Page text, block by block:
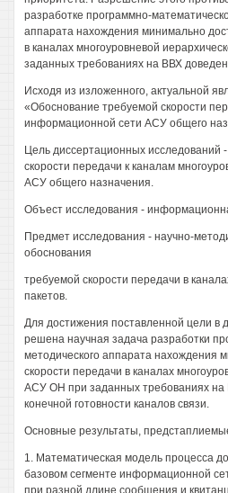
разработке программно-
аппарата нахождения минимально
в каналах многоуровневой
заданных требованиях на ВВХ
Исходя из изложенного, актуальной
«Обоснование требуемой скорости
информационной сети АСУ общего
Цель диссертационных исследований
скорости передачи к каналам
АСУ общего назначения.
Объест исследования -
Предмет исследования - научно-
обоснования
требуемой скорости передачи в
пакетов.
Для достижения поставленной цели в
решена научная задача разработки
методического аппарата нахождения
скорости передачи в каналах
АСУ ОН при заданных требованиях на
конечной готовности каналов связи.
Основные результаты,
1. Математическая модель процесса
базовом сегменте информационной
при разной длине сообщения и